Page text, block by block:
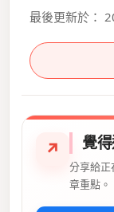
最後更新於：
↗ 覺
分享給正
章重點。